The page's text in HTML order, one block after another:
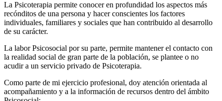
La Psicoterapia permite conocer en profundidad los aspectos más
recónditos de una persona y hacer conscientes los factores
individuales, familiares y sociales que han contribuido al desarrollo
de su carácter.
La labor Psicosocial por su parte, permite mantener el contacto con
la realidad social de gran parte de la población, se plantee o no
acudir a un servicio privado de Psicoterapia.
Como parte de mi ejercicio profesional, doy atención orientada al
acompañamiento y a la información de recursos dentro del ámbito